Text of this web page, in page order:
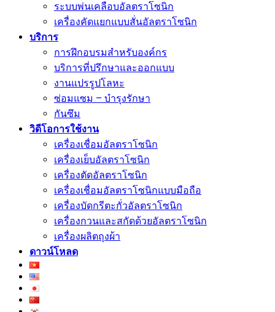
ระบบพ่นเคลือบอัลตราโซนิก
เครื่องคัดแยกแบบสั่นอัลตราโซนิก
บริการ
การฝึกอบรมสำหรับองค์กร
บริการที่ปรึกษาและออกแบบ
งานแปรรูปโลหะ
ซ่อมแซม – บำรุงรักษา
กันซึม
วิดีโอการใช้งาน
เครื่องเชื่อมอัลตราโซนิก
เครื่องเย็บอัลตราโซนิก
เครื่องตัดอัลตราโซนิก
เครื่องเชื่อมอัลตราโซนิกแบบมือถือ
เครื่องบัดกรีตะกั่วอัลตราโซนิก
เครื่องกวนและสกัดด้วยอัลตราโซนิก
เครื่องผลิตถุงผ้า
ดาวน์โหลด